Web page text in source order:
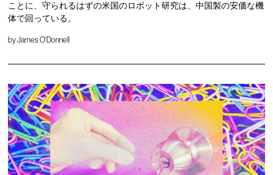
ことに、守られるはずの米国のロボット研究は、中国製の安価な機
体で回っている。
byJames O'Donnell